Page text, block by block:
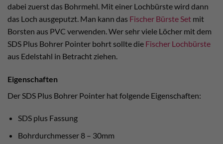
dabei zuerst das Bohrmehl. Mit einer Lochbürste wird dann
das Loch ausgeputzt. Man kann das Fischer Bürste Set mit
Borsten aus PVC verwenden. Wer sehr viele Löcher mit dem
SDS Plus Bohrer Pointer bohrt sollte die Fischer Lochbürste
aus Edelstahl in Betracht ziehen.
Eigenschaften
Der SDS Plus Bohrer Pointer hat folgende Eigenschaften:
SDS plus Fassung
Bohrdurchmesser 8 – 30mm